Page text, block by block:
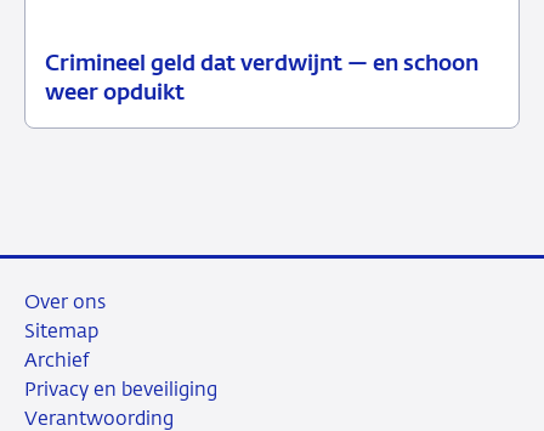
Crimineel geld dat verdwijnt — en schoon
weer opduikt
01
Podcast
Over ons
Sitemap
Archief
Privacy en beveiliging
Verantwoording